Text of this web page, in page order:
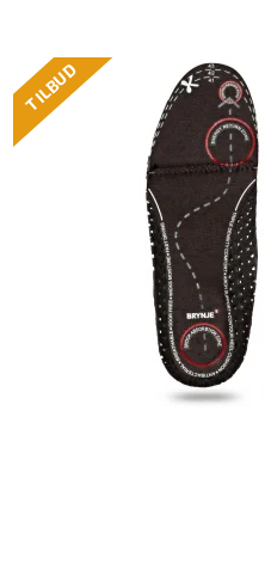
TILBUD